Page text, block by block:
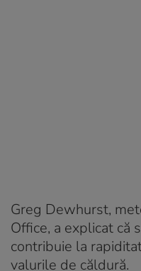
Greg Dewhurst,
Office, a explicat că
contribuie la
valurile de căldură.